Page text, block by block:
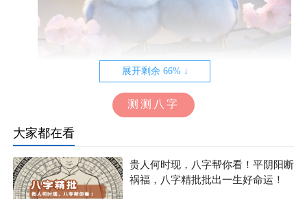
4. 刻意回避与疏远
天秤座在喜欢一个人时，会想要与他/她保持亲密的关
系。他们会主动接近你，寻找与你相处的机会。然而，当
他们不喜欢一个人时，这种亲近的欲望就会消失得无影无
踪。你会发现他们开始刻意回避你，尽量避免与你单独相
展开剩余 66% ↓
测测八字
大家都在看
贵人何时现，八字帮你看！平阴阳断
祸福，八字精批批出一生好命运！